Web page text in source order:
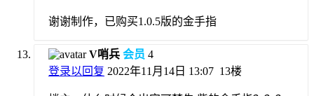
谢谢制作，已购买1.0.5版的金手指
V哨兵 会员 4
登录以回复 2022年11月14日 13:07 13楼